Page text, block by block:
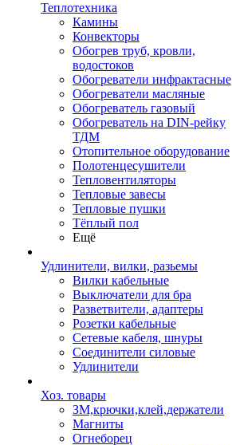
Теплотехника
Камины
Конвекторы
Обогрев труб, кровли,
водостоков
Обогреватели инфрактасные
Обогреватели масляные
Обогреватель газовый
Обогреватель на DIN-рейку
ТДМ
Отопительное оборудование
Полотенцесушители
Тепловентиляторы
Тепловые завесы
Тепловые пушки
Тёплый пол
Ещё
Удлинители, вилки, разьемы
Вилки кабельные
Выключатели для бра
Разветвители, адаптеры
Розетки кабельные
Сетевые кабеля, шнуры
Соединители силовые
Удлинители
Хоз. товары
ЗМ,крючки,клей,держатели
Магниты
Огнеборец